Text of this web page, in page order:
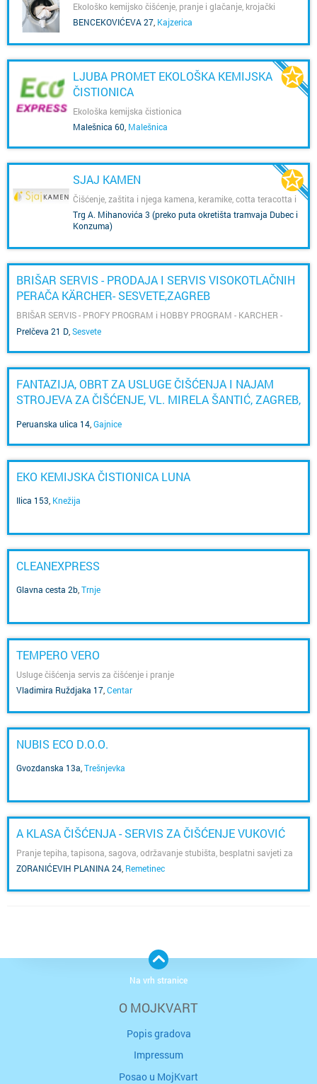
Ekološko kemijsko čišćenje, pranje i glačanje, krojački
popravci, bojanje tekstila, pranje tepiha
BENCEKOVIĆEVA 27, Kajzerica
LJUBA PROMET EKOLOŠKA KEMIJSKA
ČISTIONICA
Ekološka kemijska čistionica
Malešnica 60 Malešnica
SJAJ KAMEN
Čišćenje, zaštita i njega kamena, keramike, cotta teracotta i
gnajsa
Trg A. Mihanovića 3 (preko puta okretišta tramvaja Dubec i
Konzuma)
BRIŠAR SERVIS - PRODAJA I SERVIS VISOKOTLAČNIH
PERAČA KÄRCHER- SESVETE,ZAGREB
BRIŠAR SERVIS - PROFY PROGRAM i HOBBY PROGRAM - KARCHER -
asortimana
Prelčeva 21 D Sesvete
FANTAZIJA, OBRT ZA USLUGE ČIŠĆENJA I NAJAM
STROJEVA ZA ČIŠĆENJE, VL. MIRELA ŠANTIĆ, ZAGREB,
Peruanska ulica 14 Gajnice
EKO KEMIJSKA ČISTIONICA LUNA
Ilica 153 Knežija
CLEANEXPRESS
Glavna cesta 2b Trnje
TEMPERO VERO
Usluge čišćenja servis za čišćenje i pranje
Vladimira Ruždjaka 17 Centar
NUBIS ECO D.O.O.
Gvozdanska 13a Trešnjevka
A KLASA ČIŠĆENJA - SERVIS ZA ČIŠĆENJE VUKOVIĆ
Pranje tepiha, tapisona, sagova, održavanje stubišta, besplatni savjeti za
čišćenje
ZORANIĆEVIH PLANINA 24, Remetinec
O MOJKVART
Popis gradova
Impressum
Posao u MojKvart
Na vrh stranice